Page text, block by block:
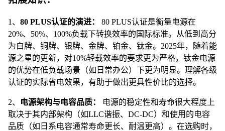
1、 80 PLUS认证的演进：
80 PLUS认证是衡量电源在
20%、50%、100%负载下转换效率的国际标准。从低到高分
为白牌、铜牌、银牌、金牌、铂金、钛金。2025年，随着能
源之星的更新，对10%轻载效率的要求更为严格，钛金电源
的优势在低负载场景（如日常办公）下更为明显。理解各级
认证的实际省电效果，有助于做出更具性价比的选择。
2、 电源架构与电容品质：
电源的稳定性和寿命很大程度上
取决于其内部架构（如LLC谐振、DC-DC）和使用的电容
品质（如日系电容通常寿命更长、耐温更高）。在选购时，